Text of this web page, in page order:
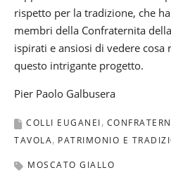
rispetto per la tradizione, che
membri della Confraternita
ispirati e ansiosi di vedere
questo intrigante progetto.
Pier Paolo Galbusera
COLLI EUGANEI
TAVOLA PATRIMONIO E
MOSCATO GIALLO